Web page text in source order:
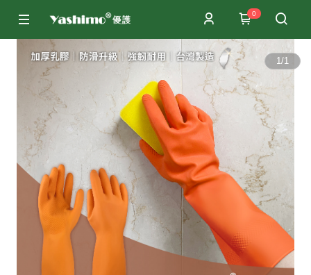
0
1/1